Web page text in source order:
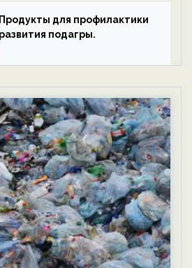
Продукты для профилактики
развития подагры.